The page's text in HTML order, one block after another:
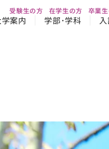
受験生の方 在学生の方 卒業
案内 学部･学科